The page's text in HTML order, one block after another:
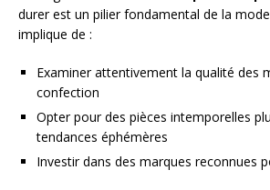
durer est un pilier fondamental de la
implique de :
Examiner attentivement la qualité des
confection
Opter pour des pièces intemporelles
tendances éphémères
Investir dans des marques reconnues